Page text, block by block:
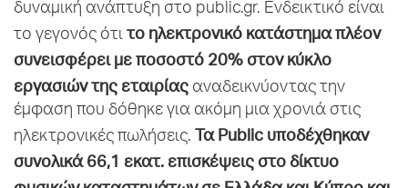
δυναμική ανάπτυξη στο public.gr. Ενδεικτικό είναι
το γεγονός ότι το ηλεκτρονικό κατάστημα πλέον
συνεισφέρει με ποσοστό 20% στον κύκλο
εργασιών της εταιρίας αναδεικνύοντας την
έμφαση που δόθηκε για ακόμη μια χρονιά στις
ηλεκτρονικές πωλήσεις. ΤαPublic υποδέχθηκαν
συνολικά 66,1 εκατ. επισκέψεις στο δίκτυο